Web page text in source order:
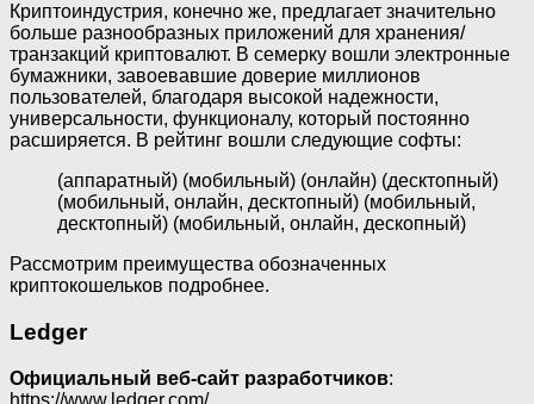
Криптоиндустрия, конечно же, предлагает значительно
больше разнообразных приложений для хранения/
транзакций криптовалют. В семерку вошли электронные
бумажники, завоевавшие доверие миллионов
пользователей, благодаря высокой надежности,
универсальности, функционалу, который постоянно
расширяется. В рейтинг вошли следующие софты:
(аппаратный) (мобильный) (онлайн) (десктопный)
(мобильный, онлайн, десктопный) (мобильный,
десктопный) (мобильный, онлайн, дескопный)
Рассмотрим преимущества обозначенных
криптокошельков подробнее.
Ledger
Официальный веб-сайт разработчиков:
https://www.ledger.com/